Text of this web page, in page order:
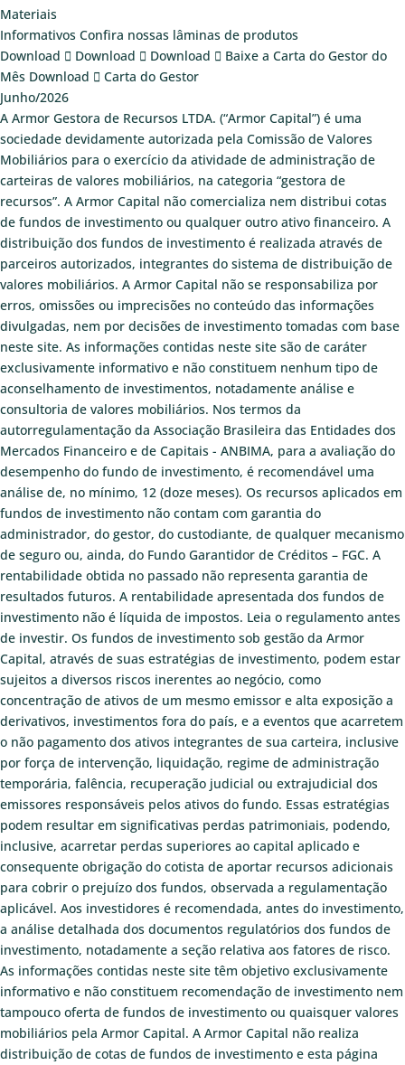
Materiais
Informativos Confira nossas lâminas de produtos
Download
Download Download
Baixe a Carta do Gestor do
Mês Download
Carta do Gestor
Junho/2026
A Armor Gestora de Recursos LTDA. (“Armor Capital”) é uma
sociedade devidamente autorizada pela Comissão de Valores
Mobiliários para o exercício da atividade de administração de
carteiras de valores mobiliários, na categoria “gestora de
recursos”. A Armor Capital não comercializa nem distribui cotas
de fundos de investimento ou qualquer outro ativo financeiro. A
distribuição dos fundos de investimento é realizada através de
parceiros autorizados, integrantes do sistema de distribuição de
valores mobiliários. A Armor Capital não se responsabiliza por
erros, omissões ou imprecisões no conteúdo das informações
divulgadas, nem por decisões de investimento tomadas com base
neste site. As informações contidas neste site são de caráter
exclusivamente informativo e não constituem nenhum tipo de
aconselhamento de investimentos, notadamente análise e
consultoria de valores mobiliários. Nos termos da
autorregulamentação da Associação Brasileira das Entidades dos
Mercados Financeiro e de Capitais - ANBIMA, para a avaliação do
desempenho do fundo de investimento, é recomendável uma
análise de, no mínimo, 12 (doze meses). Os recursos aplicados em
fundos de investimento não contam com garantia do
administrador, do gestor, do custodiante, de qualquer mecanismo
de seguro ou, ainda, do Fundo Garantidor de Créditos – FGC. A
rentabilidade obtida no passado não representa garantia de
resultados futuros. A rentabilidade apresentada dos fundos de
investimento não é líquida de impostos. Leia o regulamento antes
de investir. Os fundos de investimento sob gestão da Armor
Capital, através de suas estratégias de investimento, podem estar
sujeitos a diversos riscos inerentes ao negócio, como
concentração de ativos de um mesmo emissor e alta exposição a
derivativos, investimentos fora do país, e a eventos que acarretem
o não pagamento dos ativos integrantes de sua carteira, inclusive
por força de intervenção, liquidação, regime de administração
temporária, falência, recuperação judicial ou extrajudicial dos
emissores responsáveis pelos ativos do fundo. Essas estratégias
podem resultar em significativas perdas patrimoniais, podendo,
inclusive, acarretar perdas superiores ao capital aplicado e
consequente obrigação do cotista de aportar recursos adicionais
para cobrir o prejuízo dos fundos, observada a regulamentação
aplicável. Aos investidores é recomendada, antes do investimento,
a análise detalhada dos documentos regulatórios dos fundos de
investimento, notadamente a seção relativa aos fatores de risco.
As informações contidas neste site têm objetivo exclusivamente
informativo e não constituem recomendação de investimento nem
tampouco oferta de fundos de investimento ou quaisquer valores
mobiliários pela Armor Capital. A Armor Capital não realiza
distribuição de cotas de fundos de investimento e esta página